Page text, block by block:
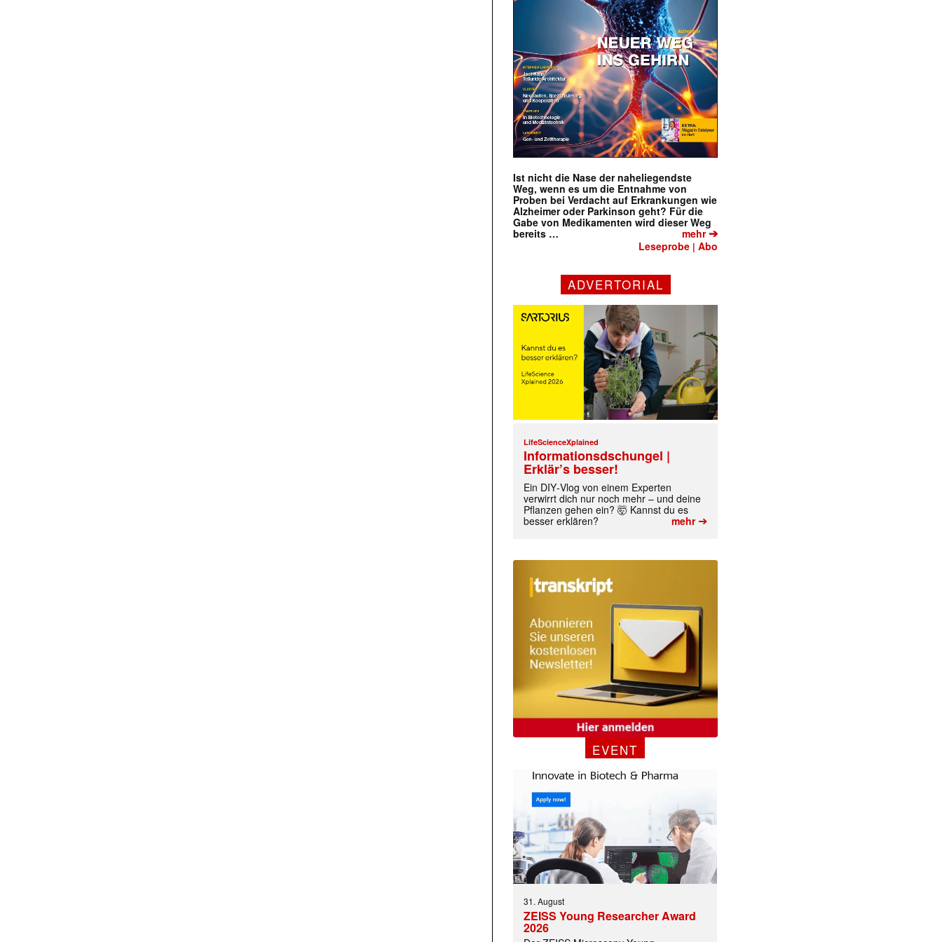
Ist nicht die Nase der naheliegendste
Weg, wenn es um die Entnahme von
Proben bei Verdacht auf Erkrankungen wie
Alzheimer oder Parkinson geht? Für die
Gabe von Medikamenten wird dieser Weg
bereits …
mehr➔
Leseprobe |Abo
ADVERTORIAL
LifeScienceXplained
Informationsdschungel |
Erklär’s besser!
Ein DIY‑Vlog von einem Experten
verwirrt dich nur noch mehr – und deine
Pflanzen gehen ein? 🤯 Kannst du es
besser erklären?
mehr➔
EVENT
31. August
ZEISS Young Researcher Award
2026